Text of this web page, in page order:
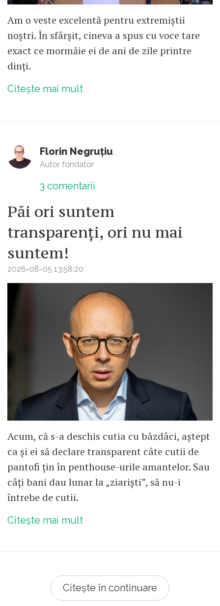
Am o veste excelentă pentru extremiștii
noștri. În sfârșit, cineva a spus cu voce tare
exact ce mormăie ei de ani de zile printre
dinți.
Citește mai mult
Florin Negruțiu
Autor fondator
3 comentarii
Păi ori suntem
transparenți, ori nu mai
suntem!
2026-08-05 13:58:20
Acum, că s-a deschis cutia cu bâzdâci, aștept
ca și ei să declare transparent câte cutii de
pantofi țin în penthouse-urile amantelor. Sau
câți bani dau lunar la „ziariști”, să nu-i
întrebe de cutii.
Citește mai mult
Citește în continuare